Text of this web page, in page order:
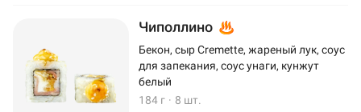
Чиполлино
Бекон, сыр Cremette, жареный лук, соус
для запекания, соус унаги, кунжут
белый
184 г · 8 шт.